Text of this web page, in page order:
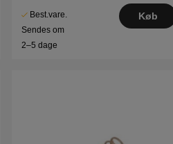
Best.vare.
Sendes om
2–5 dage
Køb